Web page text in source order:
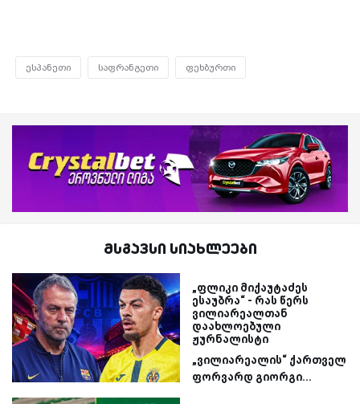
ესპანეთი საფრანგეთი ფეხბურთი
მსგავსი სიახლეები
„ფლიკი მიქაუტაძეს
ესაუბრა“ - რას წერს
ვილიარეალთან
დაახლოებული
ჟურნალისტი
„ვილიარეალის“ ქართველ
ფორვარდ გიორგი...